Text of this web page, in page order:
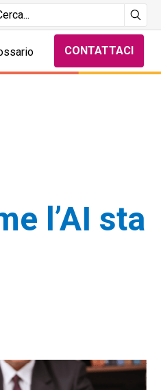
CONTATTACI
l’AI sta